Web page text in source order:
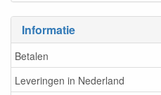
Informatie
Betalen
Leveringen in Nederland